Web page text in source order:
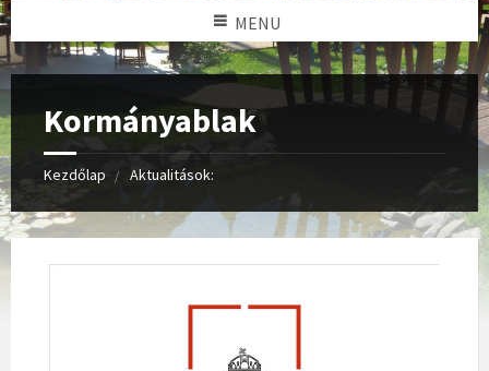
MENU
Kormányablak
Kezdőlap Aktualitások: